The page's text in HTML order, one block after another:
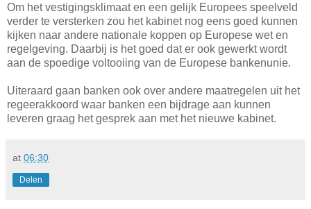
Om het vestigingsklimaat en een gelijk Europees speelveld
verder te versterken zou het kabinet nog eens goed kunnen
kijken naar andere nationale koppen op Europese wet en
regelgeving. Daarbij is het goed dat er ook gewerkt wordt
aan de spoedige voltooiing van de Europese bankenunie.
Uiteraard gaan banken ook over andere maatregelen uit het
regeerakkoord waar banken een bijdrage aan kunnen
leveren graag het gesprek aan met het nieuwe kabinet.
at 06:30
Delen